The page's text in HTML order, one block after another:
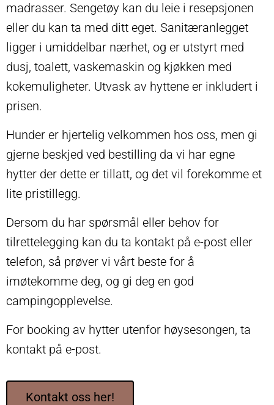
madrasser. Sengetøy kan du leie i resepsjonen
eller du kan ta med ditt eget. Sanitæranlegget
ligger i umiddelbar nærhet, og er utstyrt med
dusj, toalett, vaskemaskin og kjøkken med
kokemuligheter. Utvask av hyttene er inkludert i
prisen.
Hunder er hjertelig velkommen hos oss, men gi
gjerne beskjed ved bestilling da vi har egne
hytter der dette er tillatt, og det vil forekomme et
lite pristillegg.
Dersom du har spørsmål eller behov for
tilrettelegging kan du ta kontakt på e-post eller
telefon, så prøver vi vårt beste for å
imøtekomme deg, og gi deg en god
campingopplevelse.
For booking av hytter utenfor høysesongen, ta
kontakt på e-post.
Kontakt oss her!